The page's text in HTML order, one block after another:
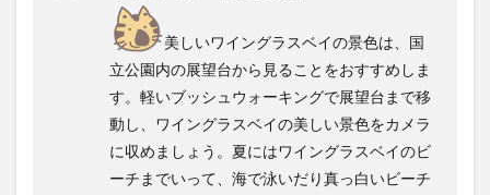
美しいワイングラスベイの景色は、国
立公園内の展望台から見ることをおすすめしま
す。軽いブッシュウォーキングで展望台まで移
動し、ワイングラスベイの美しい景色をカメラ
に収めましょう。夏にはワイングラスベイのビ
ーチまでいって、海で泳いだり真っ白いビーチ